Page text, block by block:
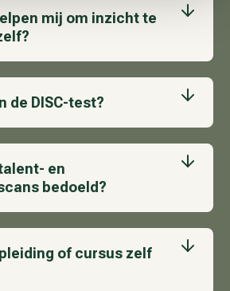
mij om inzicht te
de DISC-test?
en
bedoeld?
of cursus zelf